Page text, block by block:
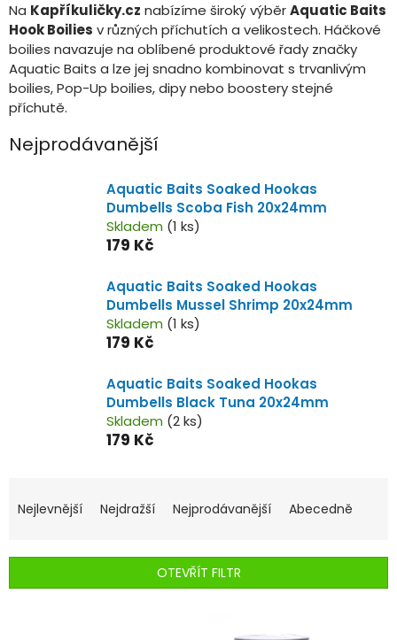
Na Kapříkuličky.cz nabízíme široký výběrAquatic Baits
Hook Boilies v různých příchutích a velikostech. Háčkové
boilies navazuje na oblíbené produktové řady značky
Aquatic Baits a lze jej snadno kombinovat s trvanlivým
boilies, Pop-Up boilies, dipy nebo boostery stejné
příchutě.
Nejprodávanější
Aquatic Baits Soaked Hookas
Dumbells Scoba Fish 20x24mm
Skladem (1 ks)
179 Kč
Aquatic Baits Soaked Hookas
Dumbells Mussel Shrimp 20x24mm
Skladem (1 ks)
179 Kč
Aquatic Baits Soaked Hookas
Dumbells Black Tuna 20x24mm
Skladem (2 ks)
179 Kč
a
n
í
Nejlevnější Nejdražší Nejprodávanější Abecedně
OTEVŘÍT FILTR